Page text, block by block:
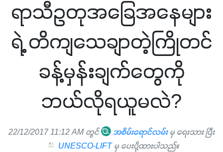
ရာသီဥတုအခြေအနေများ
ရဲ့ တိကျသေချာတဲ့ကြိုတင်
ခန့်မှန်းချက်တွေကို
ဘယ်လိုရယူမလဲ?
22/12/2017 11:12 AM တွင် အစိမ်းရောင်လမ်းမှ ရေးသား ပြီး
UNESCO-LIFT မှ ပေးပို့ထားပါသည်။